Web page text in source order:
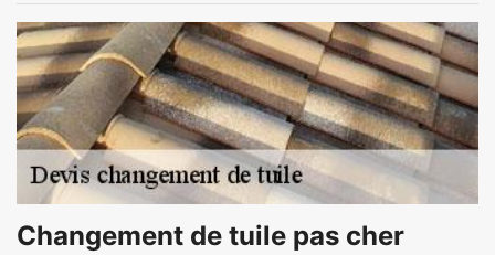
Changement de tuile pas cher